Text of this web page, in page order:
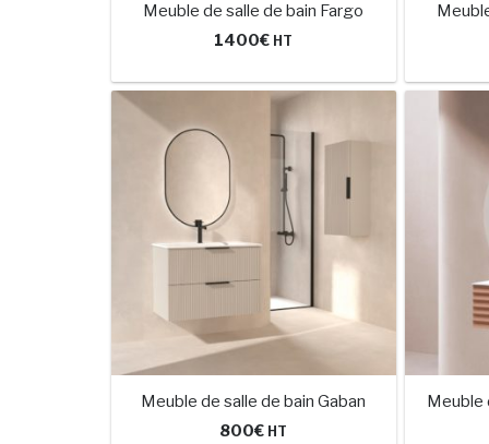
Meuble de salle de bain Fargo
1400€ HT
Meuble de salle de bain Gaban
800€ HT
Meuble